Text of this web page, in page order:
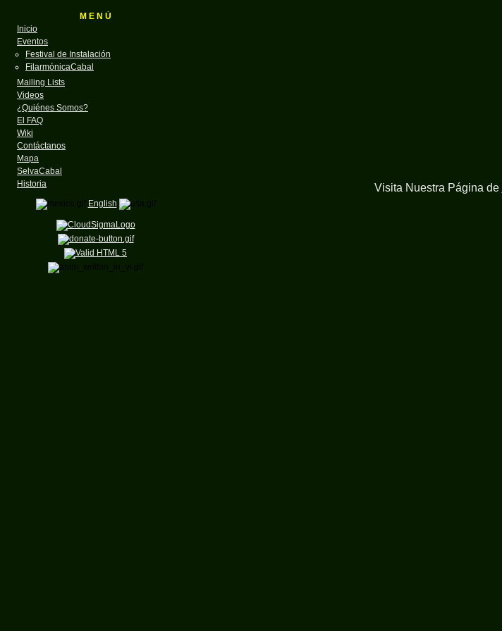
M E N Ú
Inicio
Eventos
Festival de Instalación
FilarmónicaCabal
Mailing Lists
Videos
¿Quiénes Somos?
El FAQ
Wiki
Contáctanos
Mapa
SelvaCabal
Historia
English
Visita Nuestra Página de